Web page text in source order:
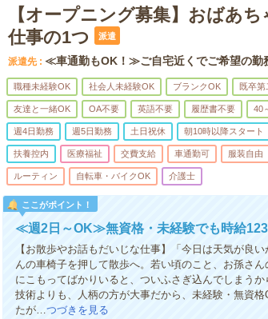
【オープニング募集】おばあ
仕事の1つ
派遣
派遣先 ≪車通勤もOK！≫ご自宅近くでご希望の勤
職種未経験OK 社会人未経験OK ブランクOK 既卒第
友達と一緒OK OA不要 英語不要 履歴書不要 40
週4日勤務 週5日勤務 土日祝休 朝10時以降スタート
扶養控内 医療福祉 交費支給 車通勤可 服装自由
ルーティン 自転車・バイクOK 介護士
ここがポイント！
≪週2日～OK≫無資格・未経験でも時給
【お散歩やお話もだいじな仕事】「今日は天気が良
んの車椅子を押して散歩へ。若い頃のこと、お孫さ
にこもってばかりいると、ついふさぎ込んでしまう
技術よりも、人柄の方が大事だから、未経験・無資
たが…つづきを見る